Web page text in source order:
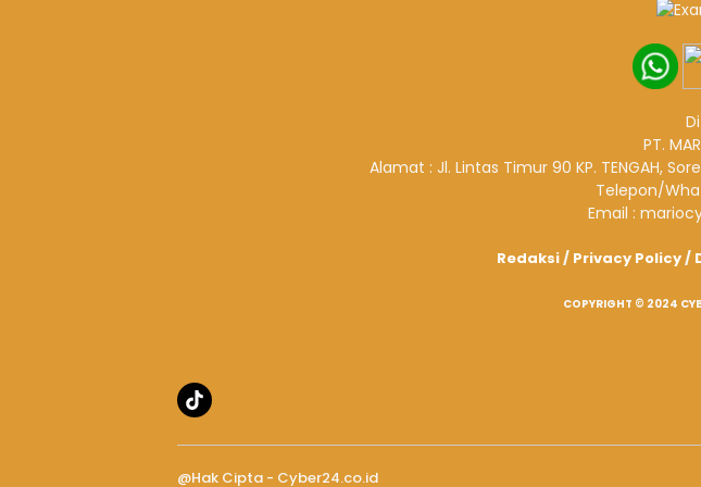
PT.
Alamat : Jl. Lintas Timur 90 KP. TENGAH,
Telepon/
Email :
Redaksi/ Privacy Policy/
COPYRIGHT © 2024
@Hak Cipta - Cyber24.co.id